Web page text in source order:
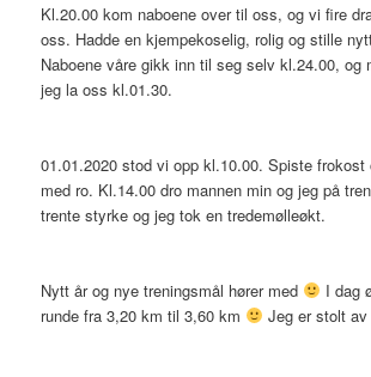
Kl.20.00 kom naboene over til oss, og vi fire
oss. Hadde en kjempekoselig, rolig og stille
Naboene våre gikk inn til seg selv kl.24.00, og
jeg la oss kl.01.30.
01.01.2020 stod vi opp kl.10.00. Spiste
med ro. Kl.14.00 dro mannen min og jeg på
trente styrke og jeg tok en tredemølleøkt.
Nytt år og nye treningsmål hører med
I dag
runde fra 3,20 km til 3,60 km
Jeg er stolt